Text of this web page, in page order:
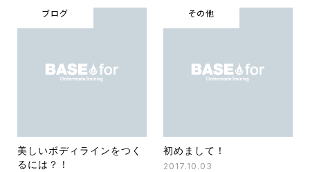
ブログ
美しいボディラインをつく
るには？！
その他
初めまして！
2017.10.03